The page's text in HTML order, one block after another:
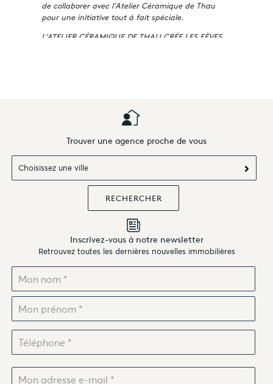
de collaborer avec l'Atelier Céramique de Thau
pour une initiative tout à fait spéciale.
L’ATELIER CÉRAMIQUE DE THAU CRÉE LES FÈVES
Céramique de Thau est réputé pour son
expertise et sa passion pour la céramique,
à la main qui illustrent le patrimoine et le savoir-
faire local.
Céramique de Thau a créé des fèves uniques
distribuées dans 10 boulangeries des villes de
nos 15 agences.
Ces fèves, conçues avec soin et maîtrise,
pouvaient être portées en bijoux. Mission que
l'Atelier a relevée avec brio.
Cette collaboration a permis de tisser des liens
plus forts avec notre communauté locale, en
mettant en lumière l'importance de soutenir
L’évènement Galette des rois
Trouver une agence proche de vous
Choisissez une ville
Inscrivez-vous à notre newsletter
Retrouvez toutes les dernières nouvelles immobilières